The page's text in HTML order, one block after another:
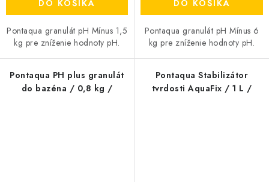
DO KOŠÍKA
Pontaqua granulát pH Mínus 1,5
kg pre zníženie hodnoty pH.
DO KOŠÍKA
Pontaqua granulát pH Mínus 6
kg pre zníženie hodnoty pH.
Pontaqua PH plus granulát
do bazéna / 0,8 kg /
Pontaqua Stabilizátor
tvrdosti AquaFix / 1 L /